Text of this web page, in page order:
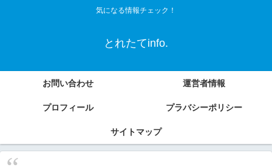
気になる情報チェック！
とれたてinfo.
お問い合わせ 運営者情報
プロフィール プラバシーポリシー
サイトマップ